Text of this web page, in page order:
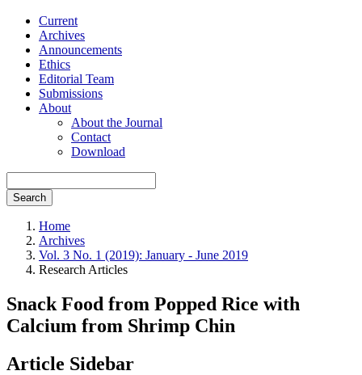
Current
Archives
Announcements
Ethics
Editorial Team
Submissions
About
About the Journal
Contact
Download
Search
Home
Archives
Vol. 3 No. 1 (2019): January - June 2019
Research Articles
Snack Food from Popped Rice with
Calcium from Shrimp Chin
Article Sidebar